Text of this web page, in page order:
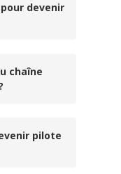
devenir
chaîne
pilote